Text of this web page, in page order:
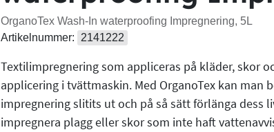
OrganoTex Wash-In waterproofing Impregnering, 5L
Artikelnummer:
2141222
Textilimpregnering som appliceras på kläder, skor
applicering i tvättmaskin. Med OrganoTex kan man
impregnering slitits ut och på så sätt förlänga dess
impregnera plagg eller skor som inte haft